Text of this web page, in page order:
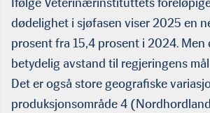
dødelighet i sjøfasen viser 2025 en
prosent fra 15,4 prosent i 2024.
betydelig avstand til regjeringens
Det er også store geografiske
produksjonsområde 4